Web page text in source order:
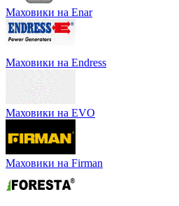
Маховики на Enar
Маховики на Endress
Маховики на EVO
Маховики на Firman